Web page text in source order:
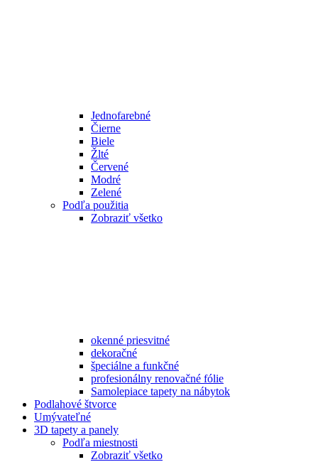
Jednofarebné
Čierne
Biele
Žlté
Červené
Modré
Zelené
Podľa použitia
Zobraziť všetko
okenné priesvitné
dekoračné
špeciálne a funkčné
profesionálny renovačné fólie
Samolepiace tapety na nábytok
Podlahové štvorce
Umývateľné
3D tapety a panely
Podľa miestnosti
Zobraziť všetko